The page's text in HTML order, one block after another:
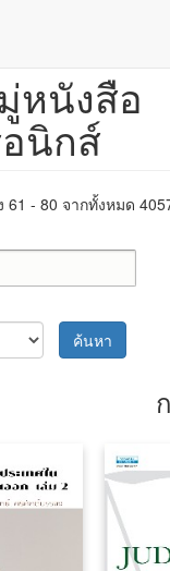
หนังสือ
นิกส์
61 - 80 จากทั้งหมด
ค้นหา